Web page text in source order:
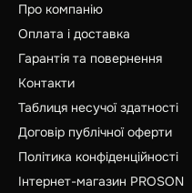
Про компанію
Оплата і доставка
Гарантія та повернення
Контакти
Таблиця несучої здатності
Договір публічної оферти
Політика конфіденційності
Інтернет-магазин PROSON